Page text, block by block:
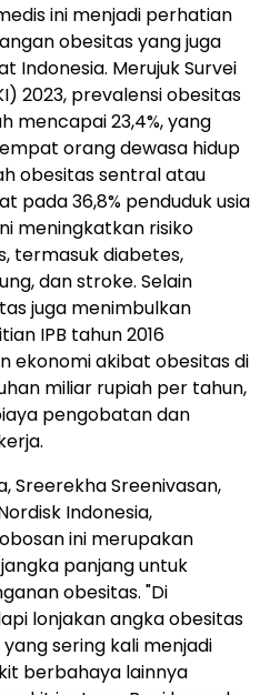
ini menjadi perhatian
obesitas yang juga
Indonesia. Merujuk Survei
2023, prevalensi obesitas
mencapai 23,4%, yang
orang dewasa hidup
obesitas sentral atau
pada 36,8% penduduk usia
meningkatkan risiko
termasuk diabetes,
dan stroke. Selain
juga menimbulkan
IPB tahun 2016
ekonomi akibat obesitas di
miliar rupiah per tahun,
pengobatan dan
Sreerekha Sreenivasan,
Indonesia,
ini merupakan
panjang untuk
obesitas. "Di
lonjakan angka obesitas
sering kali menjadi
berbahaya lainnya